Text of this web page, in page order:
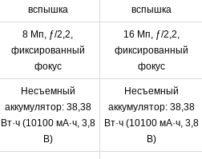
вспышка
вспышка
8 Мп, ƒ/2,2,
фиксированный
фокус
16 Мп, ƒ/2,2,
фиксированный
фокус
Несъемный
аккумулятор: 38,38
Вт·ч (10100 мА·ч, 3,8
В)
Несъемный
аккумулятор: 38,38
Вт·ч (10100 мА·ч, 3,8
В)